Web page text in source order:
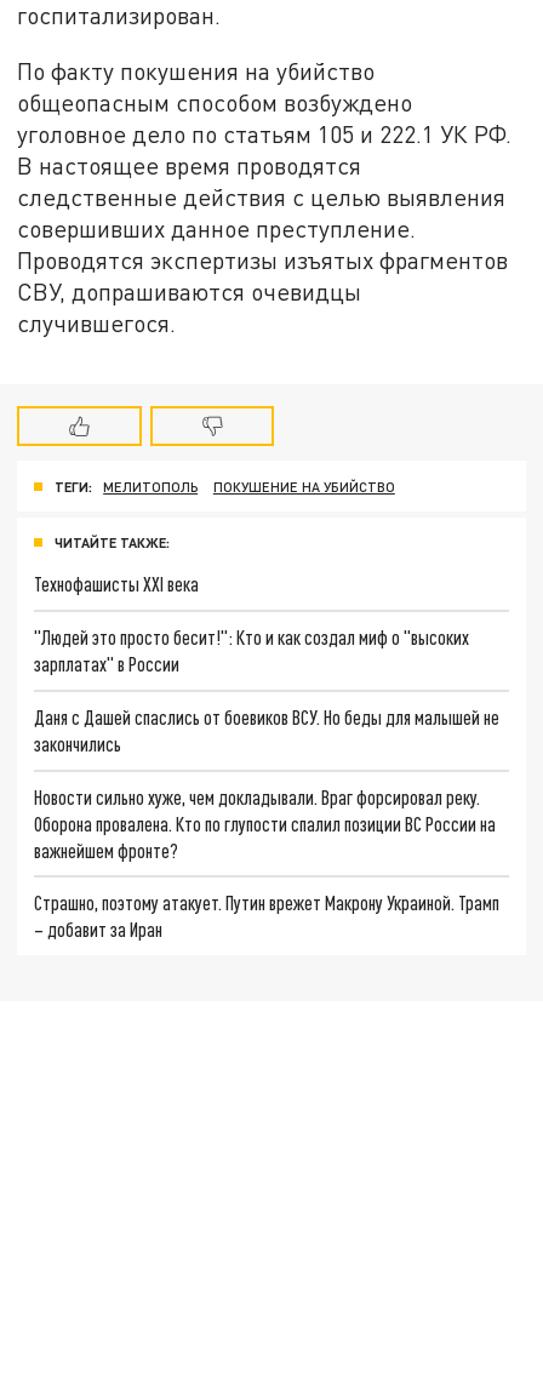
госпитализирован.
По факту покушения на убийство
общеопасным способом возбуждено
уголовное дело по статьям 105 и 222.1 УК РФ.
В настоящее время проводятся
следственные действия с целью выявления
совершивших данное преступление.
Проводятся экспертизы изъятых фрагментов
СВУ, допрашиваются очевидцы
случившегося.
ТЕГИ: МЕЛИТОПОЛЬ ПОКУШЕНИЕ НА УБИЙСТВО
ЧИТАЙТЕ ТАКЖЕ:
Технофашисты XXI века
"Людей это просто бесит!": Кто и как создал миф о "высоких
зарплатах" в России
Даня с Дашей спаслись от боевиков ВСУ. Но беды для малышей не
закончились
Новости сильно хуже, чем докладывали. Враг форсировал реку.
Оборона провалена. Кто по глупости спалил позиции ВС России на
важнейшем фронте?
Страшно, поэтому атакует. Путин врежет Макрону Украиной. Трамп
– добавит за Иран